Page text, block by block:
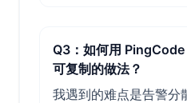
Q3：如何用
可复制的做法？
我遇到的难点是告警分